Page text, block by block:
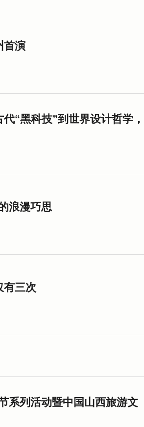
首演
“黑科技”到世界设计哲学，
浪漫巧思
有三次
系列活动暨中国山西旅游文